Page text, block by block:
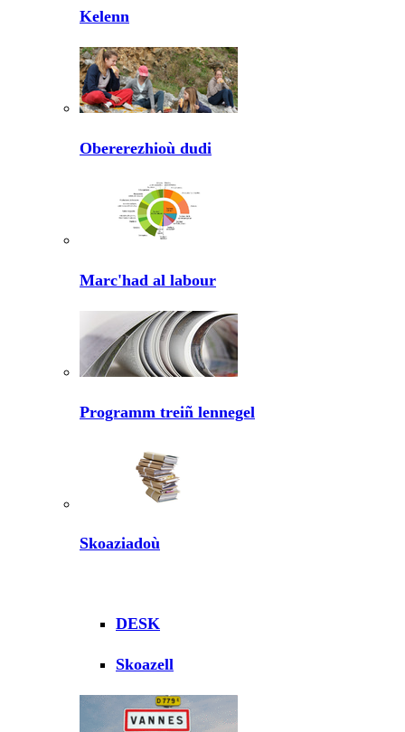
Kelenn
Obererezhioù dudi
Marc'had al labour
Programm treiñ lennegel
Skoaziadoù
DESK
Skoazell